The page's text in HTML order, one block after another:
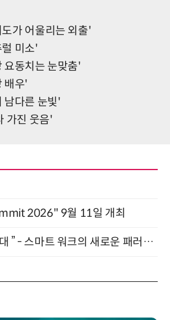
가 어울리는 외출'
럴 미소'
요동치는 눈맞춤'
배우'
남다른 눈빛'
가진 웃음'
2026" 9월 11일 개최
“AI와 함께 일하는 시대 ” - 스마트 워크의 새로운 패러다임 (9/11)